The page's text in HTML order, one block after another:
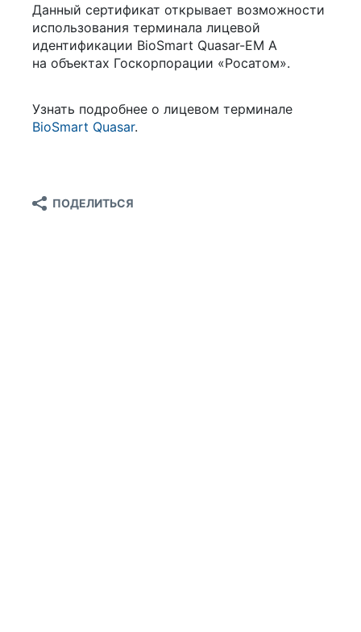
Данный сертификат открывает возможности
использования терминала лицевой
идентификации BioSmart Quasar-EM A
на объектах Госкорпорации «Росатом».
Узнать подробнее о лицевом терминале
BioSmart Quasar.
ПОДЕЛИТЬСЯ